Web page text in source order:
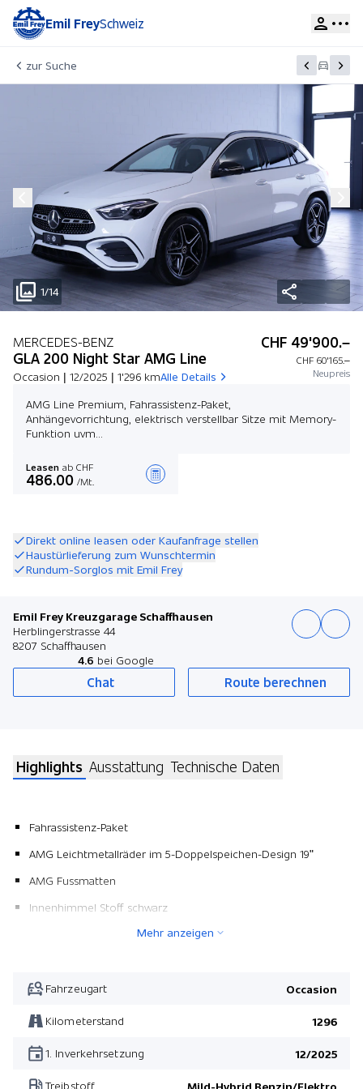
Emil FreySchweiz
zur Suche
1/14
MERCEDES-BENZ
GLA 200 Night Star AMG Line
Occasion | 12/2025 | 1'296 kmAlle Details
CHF 49'900.–
CHF 60'165.–
Neupreis
AMG Line Premium, Fahrassistenz-Paket,
Anhängevorrichtung, elektrisch verstellbar Sitze mit Memory-
Funktion uvm...
Leasen ab CHF
486.00 /Mt.
Direkt online leasen oder Kaufanfrage stellen
Haustürlieferung zum Wunschtermin
Rundum-Sorglos mit Emil Frey
Emil Frey Kreuzgarage Schaffhausen
Herblingerstrasse 44
8207 Schaffhausen
4.6 bei Google
Chat Route berechnen
Highlights Ausstattung Technische Daten
Fahrassistenz-Paket
AMG Leichtmetallräder im 5-Doppelspeichen-Design 19"
AMG Fussmatten
Innenhimmel Stoff schwarz
Park-Paket mit 360°-Kamera
Zierelemente Star Pattern hinterleuchtet
Mehr anzeigen
Fahrzeugart Occasion
Kilometerstand 1296
1. Inverkehrsetzung 12/2025
Treibstoff